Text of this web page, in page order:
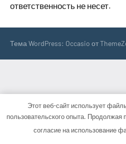
ответственность не несет.
Тема WordPress: Occasio от
Этот веб-сайт использует
пользовательского опыта. Продолжая
согласие на использование